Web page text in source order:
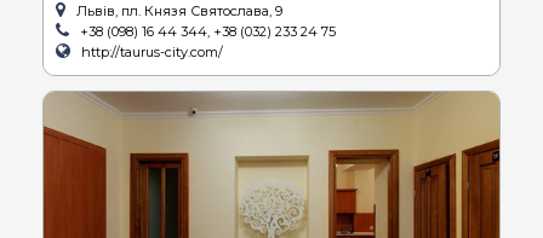
Львів, пл. Князя Святослава, 9
+38 (098) 16 44 344, +38 (032) 233 24 75
http://taurus-city.com/